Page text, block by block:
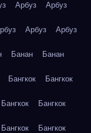
Арбуз Арбуз
Арбуз Арбуз
Банан Банан
Бангкок Бангкок
Бангкок Бангкок
Бангкок Бангкок